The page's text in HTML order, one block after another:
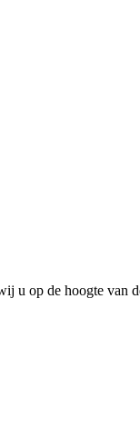
u op de hoogte van